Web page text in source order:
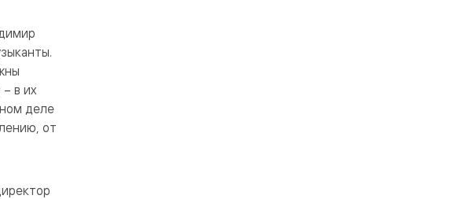
в их
деле
от